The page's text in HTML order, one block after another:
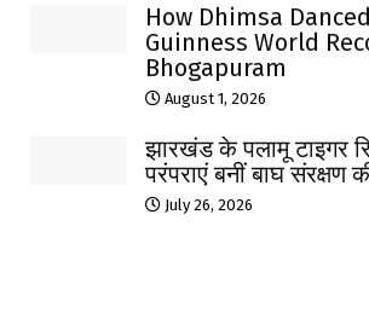
How Dhimsa
Guinness World
Bhogapuram
August 1, 2026
झारखंड के पलामू टाइगर
परंपराएं बनीं बाघ संरक्षण
July 26, 2026